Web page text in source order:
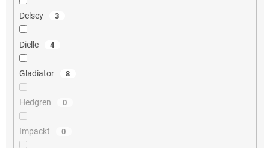
Delsey 3
Dielle 4
Gladiator 8
Hedgren 0
Impackt 0